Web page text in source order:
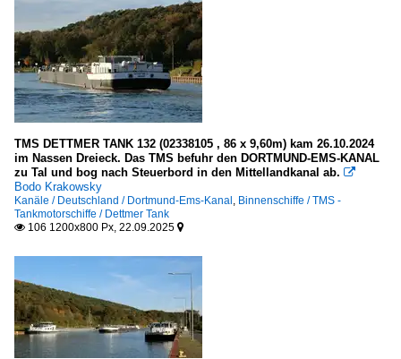
TMS DETTMER TANK 132 (02338105 , 86 x 9,60m) kam 26.10.2024
im Nassen Dreieck. Das TMS befuhr den DORTMUND-EMS-KANAL
zu Tal und bog nach Steuerbord in den Mittellandkanal ab. 
Bodo Krakowsky
Kanäle / Deutschland / Dortmund-Ems-Kanal , Binnenschiffe / TMS -
Tankmotorschiffe / Dettmer Tank
 106 1200x800 Px, 22.09.2025 